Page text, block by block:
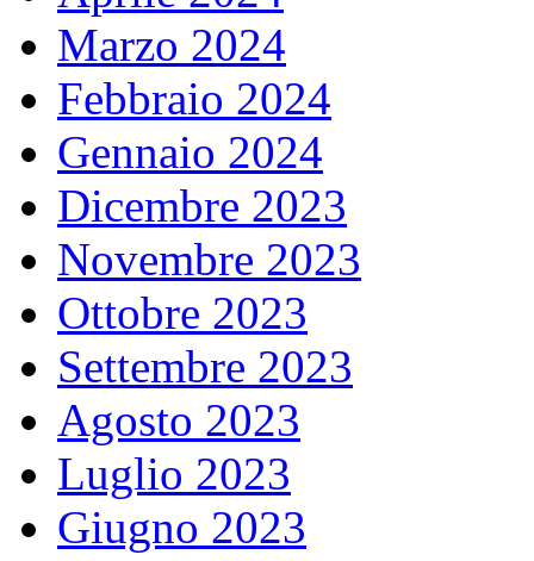
Marzo 2024
Febbraio 2024
Gennaio 2024
Dicembre 2023
Novembre 2023
Ottobre 2023
Settembre 2023
Agosto 2023
Luglio 2023
Giugno 2023